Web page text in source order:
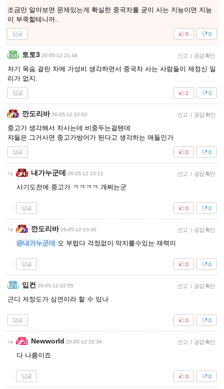
조금만 알아보면 문제있는게 확실한 중국차를 굳이 사는 지능이면 지능
이 부족할테니까..
답글 0
5
토토3 26-05-12 21:48 신고 | 공감 확인
자기 목숨 걸린 차에 가성비 생각하면서 중국차 사는 사람들이 제정신 일
리가 없지.
답글 0
2
깐도리바 26-05-12 22:02 신고 | 공감 확인
중고가 생각해서 차사는데 비중두는걸텐데
쟈들은 그거사면 중고가방어가 된다고 생각하는 애들인가
답글 0
0
내가누군데 26-05-12 23:11 신고 | 공감 확인
사기도전에 중고가 ㅋㅋㅋㅋ 개쩌는군
답글 0
0
깐도리바 26-05-12 23:30 신고 | 공감 확인
@내가누군데 오 부럽다 걱정없이 막지를수있는 재력이
답글 0
0
입컨 26-05-12 22:05 신고 | 공감 확인
근디 저정도가 심연이라 할 수 있나
답글 0
0
Newworld 26-05-12 22:34 신고 | 공감 확인
다 나름이죠
답글 0
0